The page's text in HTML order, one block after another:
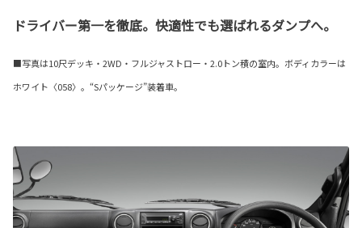
ドライバー第一を徹底。快適性でも選ばれるダンプへ。
■写真は10尺デッキ・2WD・フルジャストロー・2.0トン積の室内。ボディカラーは
ホワイト〈058〉。“Sパッケージ”装着車。